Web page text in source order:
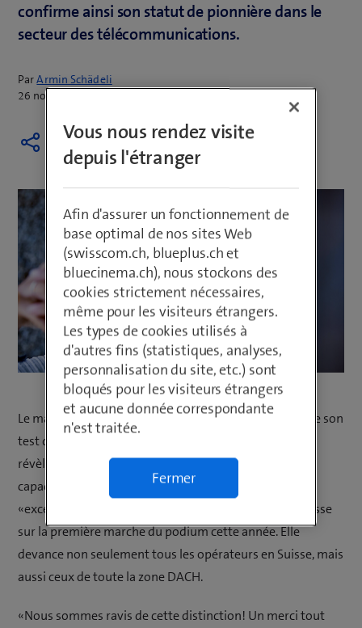
confirme ainsi son statut de pionnière dans le
secteur des télécommunications.
ParArmin Schädeli
26 novembre 2024
Le magazine spécialisé connect a publié les résultats de son
test des réseaux mobiles pour la Suisse. Les résultats
révèlent que le réseau mobile de Swisscom offre des
capacités impressionnantes, ce qui lui vaut la mention
«excellent». Avec 977 points sur 1000, Swisscom se hisse
sur la première marche du podium cette année. Elle
devance non seulement tous les opérateurs en Suisse, mais
aussi ceux de toute la zone DACH.
«Nous sommes ravis de cette distinction! Un merci tout
Vous nous rendez visite
depuis l'étranger
Afin d'assurer un fonctionnement de
base optimal de nos sites Web
(swisscom.ch, blueplus.ch et
bluecinema.ch), nous stockons des
cookies strictement nécessaires,
même pour les visiteurs étrangers.
Les types de cookies utilisés à
d'autres fins (statistiques, analyses,
personnalisation du site, etc.) sont
bloqués pour les visiteurs étrangers
et aucune donnée correspondante
n'est traitée.
Fermer